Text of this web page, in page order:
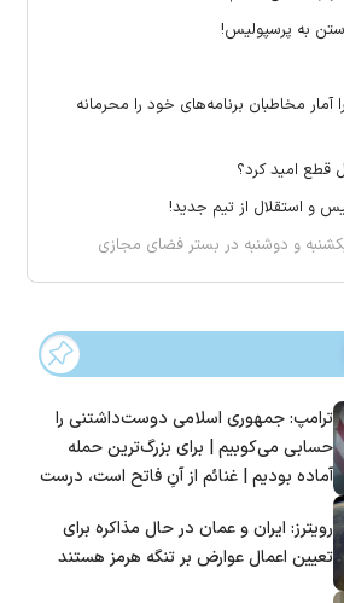
به پرسپولیس!
مخاطبان برنامه‌های خود را محرمانه
قطع امید کرد؟
و استقلال از تیم جدید!
و دوشنبه در بستر فضای مجازی
ترامپ: جمهوری اسلامی دوست‌داشتنی را
حسابی می‌کوبیم | برای بزرگ‌ترین حمله
آماده بودیم | غنائم از آنِ فاتح است، درست
رویترز: ایران و عمان در حال مذاکره برای
تعیین اعمال عوارض بر تنگه هرمز هستند